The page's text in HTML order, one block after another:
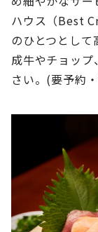
ハウス（Best
のひとつとして
成牛やチョッ
さい。(要予約・